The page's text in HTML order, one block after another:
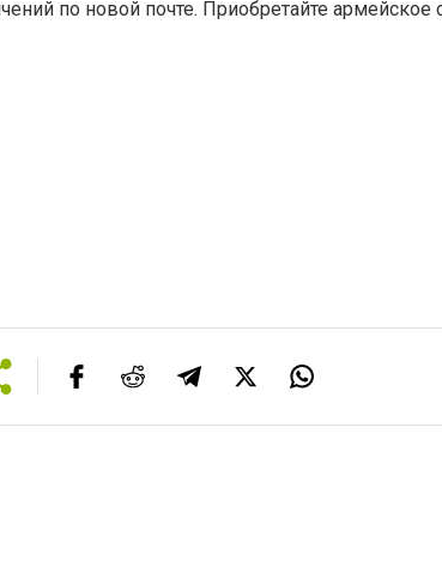
по новой почте. Приобретайте армейское